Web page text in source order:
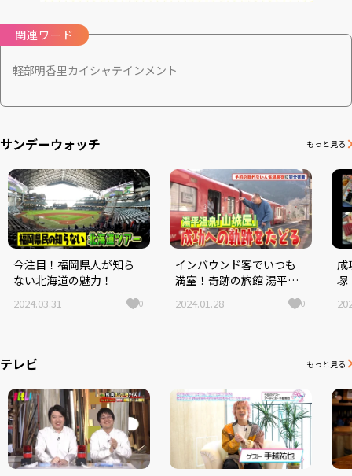
関連ワード
軽部明香里カイシャテインメント
サンデーウォッチ もっと見る
今注目！福岡県人が知ら
ない北海道の魅力！
2024.03.31 0
インバウンド客でいつも
満室！奇跡の旅館 湯平温
泉「山城屋」成功への軌
跡をたどる！
2024.01.28 0
成
塚
テレビ もっと見る